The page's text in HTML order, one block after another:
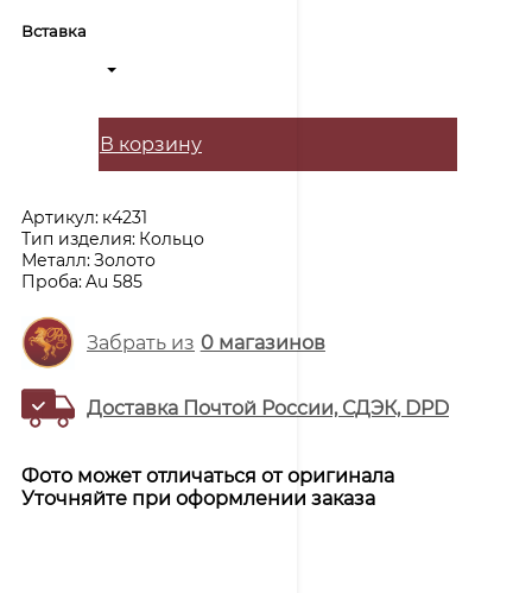
Вставка
В корзину
Артикул: к4231
Тип изделия: Кольцо
Металл:Золото
Проба:Au 585
Забрать из 0магазинов
Доставка Почтой России, СДЭК, DPD
Фото может отличаться от оригинала
Уточняйте при оформлении заказа